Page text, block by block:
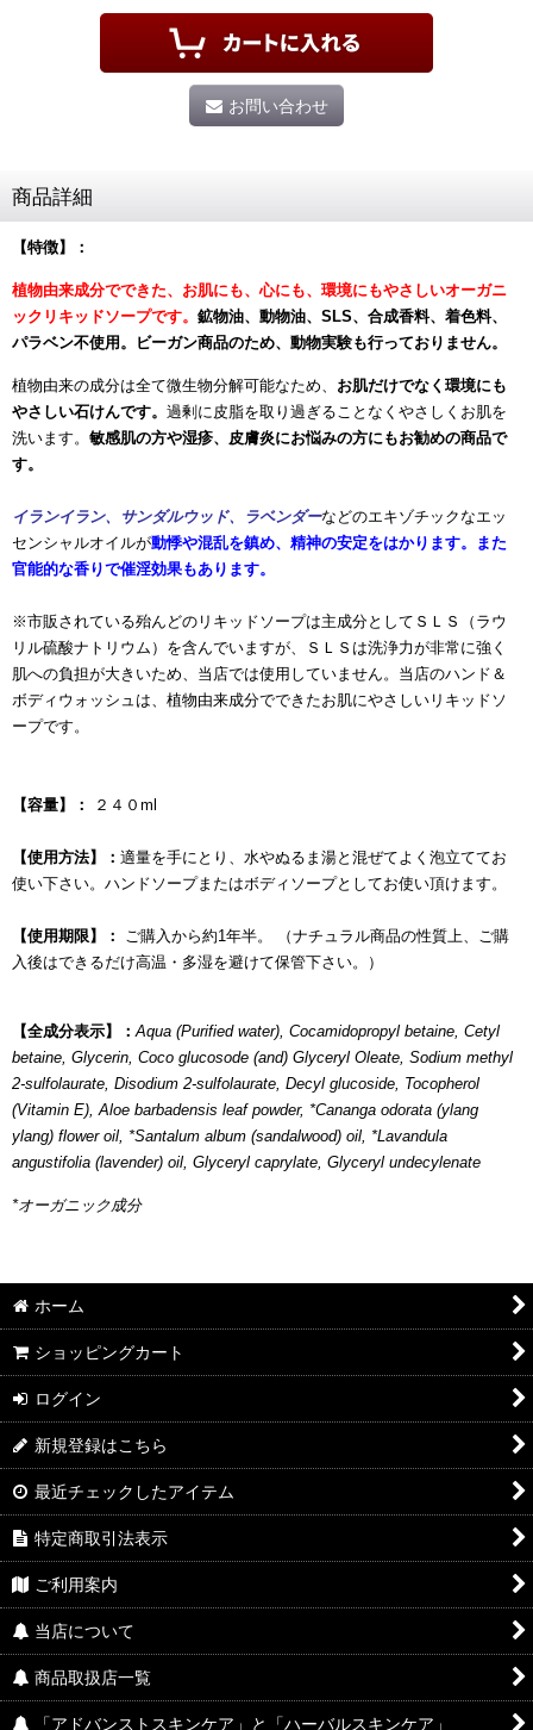
お問い合わせ
商品詳細
【特徴】：
植物由来成分でできた、お肌にも、心にも、環境にもやさしいオーガニ
ックリキッドソープです。 鉱物油、動物油、SLS、合成香料、着色料、
パラベン不使用。ビーガン商品のため、動物実験も行っておりません。
植物由来の成分は全て微生物分解可能なため、 お肌だけでなく環境にも
やさしい石けんです。 過剰に皮脂を取り過ぎることなくやさしくお肌を
洗います。 敏感肌の方や湿疹、皮膚炎にお悩みの方にもお勧めの商品で
す。
イランイラン、サンダルウッド、ラベンダーなどのエキゾチックなエッ
センシャルオイルが動悸や混乱を鎮め、精神の安定をはかります。また
官能的な香りで催淫効果もあります。
※市販されている殆んどのリキッドソープは主成分としてＳＬＳ（ラウ
リル硫酸ナトリウム）を含んでいますが、ＳＬＳは洗浄力が非常に強く
肌への負担が大きいため、当店では使用していません。当店のハンド＆
ボディウォッシュは、植物由来成分でできたお肌にやさしいリキッドソ
ープです。
【容量】： ２４０ ml
【使用方法】： 適量を手にとり、水やぬるま湯と混ぜてよく泡立ててお
使い下さい。 ハンドソープまたはボディソープとしてお使い頂けます。
【使用期限】：
ご購入から約1年半。 （ナチュラル商品の性質上、ご購
入後はできるだけ高温・多湿を避けて保管下さい。）
【全成分表示】： Aqua (Purified water), Cocamidopropyl betaine, Cetyl
betaine, Glycerin, Coco glucosode (and) Glyceryl Oleate, Sodium methyl
2-sulfolaurate, Disodium 2-sulfolaurate, Decyl glucoside, Tocopherol
(Vitamin E), Aloe barbadensis leaf powder, *Cananga odorata (ylang
ylang) flower oil, *Santalum album (sandalwood) oil, *Lavandula
angustifolia (lavender) oil, Glyceryl caprylate, Glyceryl undecylenate
*オーガニック成分
ホーム
ショッピングカート
ログイン
新規登録はこちら
最近チェックしたアイテム
特定商取引法表示
ご利用案内
当店について
商品取扱店一覧
「アドバンストスキンケア」と「ハーバルスキンケア」